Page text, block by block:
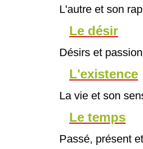
L'autre et son
Le désir
Désirs et
L'existence
La vie et son
Le temps
Passé, présent